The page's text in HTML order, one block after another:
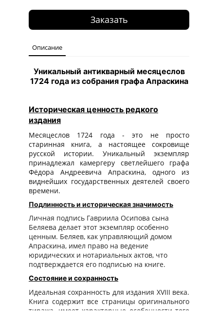
Заказать
Описание
Уникальный антикварный месяцеслов
1724 года из собрания графа Апраскина
Историческая ценность редкого
издания
Месяцеслов 1724 года - это не просто
старинная книга, а настоящее сокровище
русской истории. Уникальный экземпляр
принадлежал камергеру светлейшего графа
Фёдора Андреевича Апраскина, одного из
виднейших государственных деятелей своего
времени.
Подлинность и историческая значимость
Личная подпись Гавриила Осипова сына
Беляева делает этот экземпляр особенно
ценным. Беляев, как управляющий домом
Апраскина, имел право на ведение
юридических и нотариальных актов, что
подтверждается его подписью на книге.
Состояние и сохранность
Идеальная сохранность для издания XVIII века.
Книга содержит все страницы оригинального
тиража, имеет характерные особенности того